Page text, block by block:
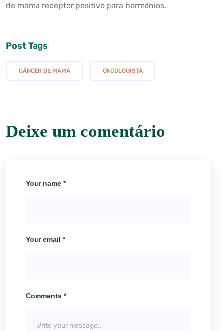
de mama receptor positivo para hormônios.
Post Tags
CÂNCER DE MAMA ONCOLOGISTA
Deixe um comentário
Your name *
Your email *
Comments *